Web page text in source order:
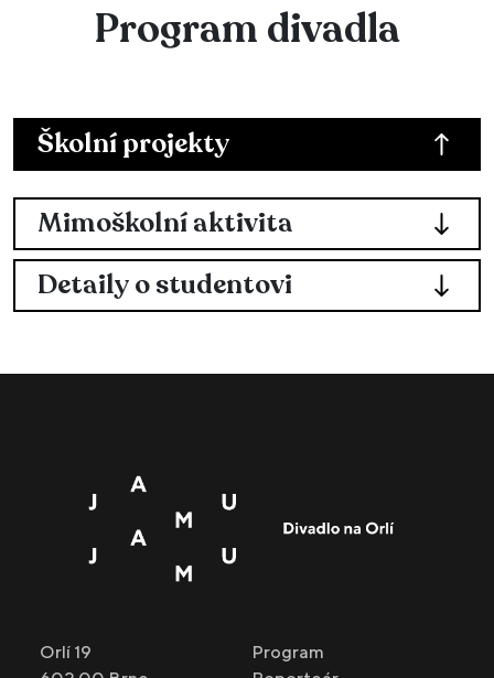
Školní projekty
Mimoškolní aktivita
Detaily o studentovi
Program divadla
Orlí 19
Program